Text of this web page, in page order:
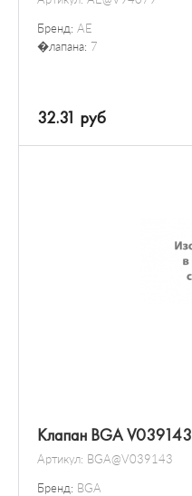
Бренд: AE
�лапана: 7
32.31 руб
Клапан BGA V039143
Артикул: BGA@V039143
Бренд: BGA